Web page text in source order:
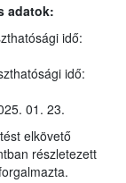
adatok:
idő:
idő:
01. 23.
elkövető
részletezett